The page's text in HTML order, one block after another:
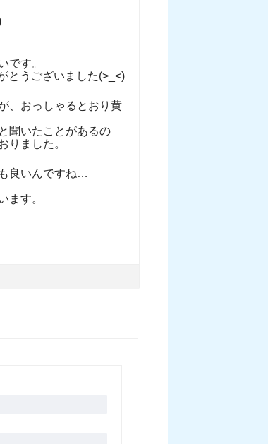
です。
とうございました(>_<)
、おっしゃるとおり黄
聞いたことがあるの
りました。
良いんですね…
ます。